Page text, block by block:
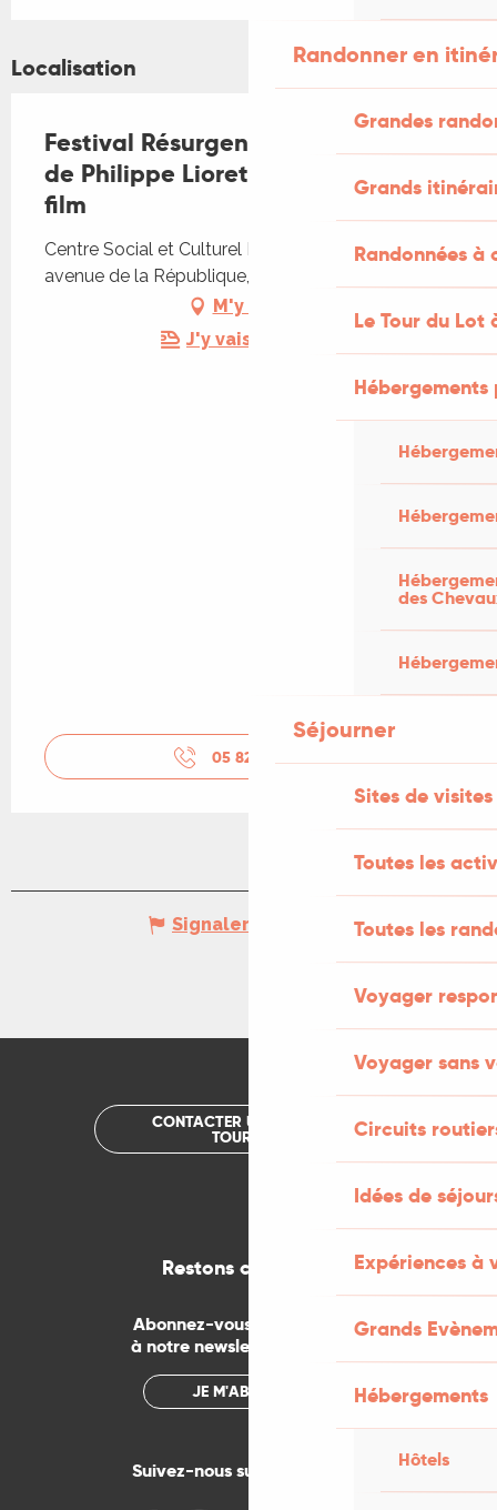
Randonner en
Grandes
Grands
Randonnées
Le Tour du Lot
des
Séjourner
Sites de visites
Toutes les
Toutes les
Voyager
Voyager sans
Circuits
Idées de
Expériences à
Grands
Hébergements
Hôtels
Localisation
Festival Résurgence IX -Welcome
de Philippe Lioret, projection du
film
Centre Social et Culturel Robert Doisneau, 94
avenue de la République, 46130 Biars-sur-Cère
M'y rendre
J'y vais en train !
05 82 12 00
Signaler une erreur
CONTACTER UN OFFICE DE
TOURISME
Restons connectés
Abonnez-vous gratuitement
à notre newsletter mensuelle
JE M'ABONNE
Suivez-nous sur les réseaux !